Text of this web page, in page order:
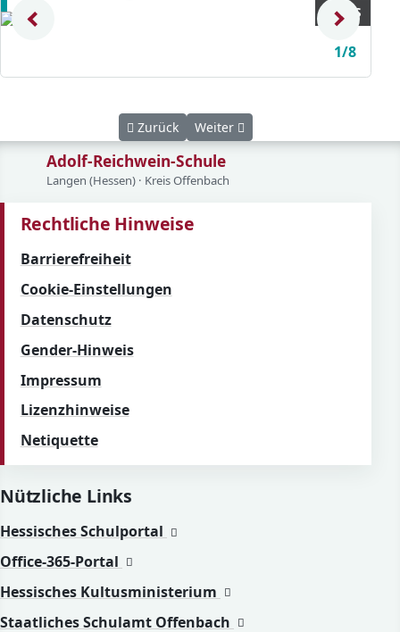
© ARS
1/8
Vorheriger Beitrag: Fachmesse für
Zurück Nächster Beitrag: Kuchen für
Weiter
Adolf-Reichwein-Schule
Langen (Hessen) · Kreis Offenbach
Rechtliche Hinweise
Barrierefreiheit
Cookie-Einstellungen
Datenschutz
Gender-Hinweis
Impressum
Lizenzhinweise
Netiquette
Nützliche Links
Hessisches Schulportal
(öffnet in neuem Fenster)
Office-365-Portal
(öffnet in neuem Fenster)
Hessisches Kultusministerium
(öffnet in neuem
Staatliches Schulamt Offenbach
(öffnet in neuem